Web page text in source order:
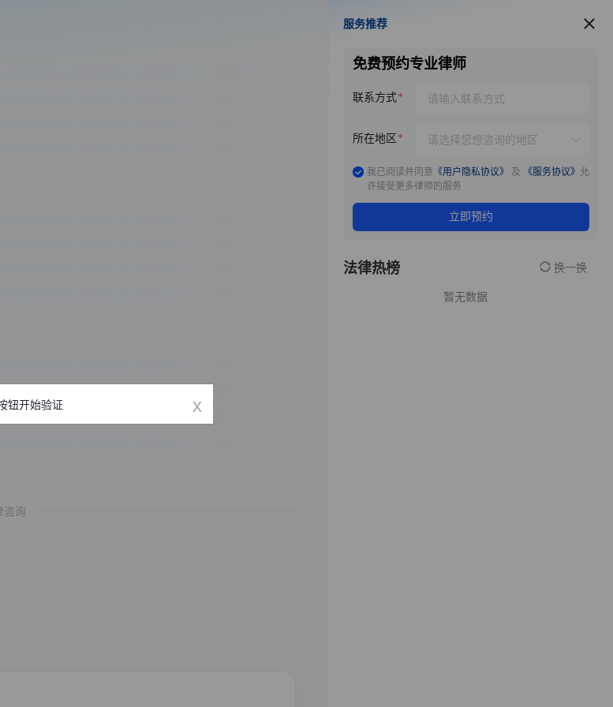
咨询
服务推荐
服务推荐
免费预约专业律师
联系方式
所在地区
我已阅读并同意 《用户隐私协议》 及 《服务协议》 允
许接受更多律师的服务
立即预约
法律热榜 换一换
暂无数据
钮开始验证 x